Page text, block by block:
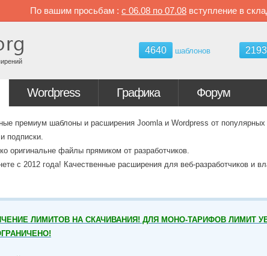
По вашим просьбам : с 06.08 по 07.08 вступление в
4640 шаблонов 2193
Wordpress Графика Форум
премиум шаблоны и расширения Joomla и Wordpress от популярных
подписки.
оригинальне файлы прямиком от разработчиков.
с 2012 года! Качественные расширения для веб-разработчиков и
ЛИМИТОВ НА СКАЧИВАНИЯ! ДЛЯ МОНО-ТАРИФОВ ЛИМИТ